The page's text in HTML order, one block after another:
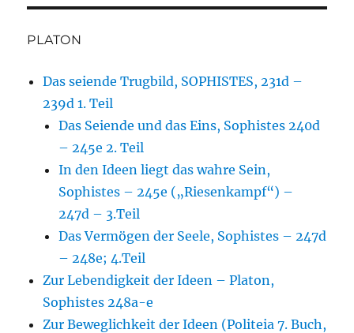
PLATON
Das seiende Trugbild, SOPHISTES, 231d –
239d 1. Teil
Das Seiende und das Eins, Sophistes 240d
– 245e 2. Teil
In den Ideen liegt das wahre Sein,
Sophistes – 245e („Riesenkampf“) –
247d – 3.Teil
Das Vermögen der Seele, Sophistes – 247d
– 248e; 4.Teil
Zur Lebendigkeit der Ideen – Platon,
Sophistes 248a-e
Zur Beweglichkeit der Ideen (Politeia 7. Buch,